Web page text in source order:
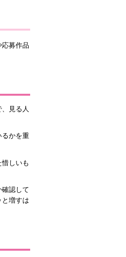
募作品
見る人
るかを重
しいも
認して
増すは